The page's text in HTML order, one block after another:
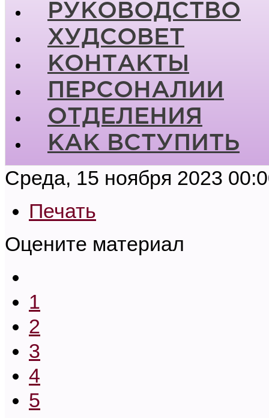
РУКОВОДСТВО
ХУДСОВЕТ
КОНТАКТЫ
ПЕРСОНАЛИИ
ОТДЕЛЕНИЯ
КАК ВСТУПИТЬ
Среда, 15 ноября 2023
Печать
Оцените материал
1
2
3
4
5